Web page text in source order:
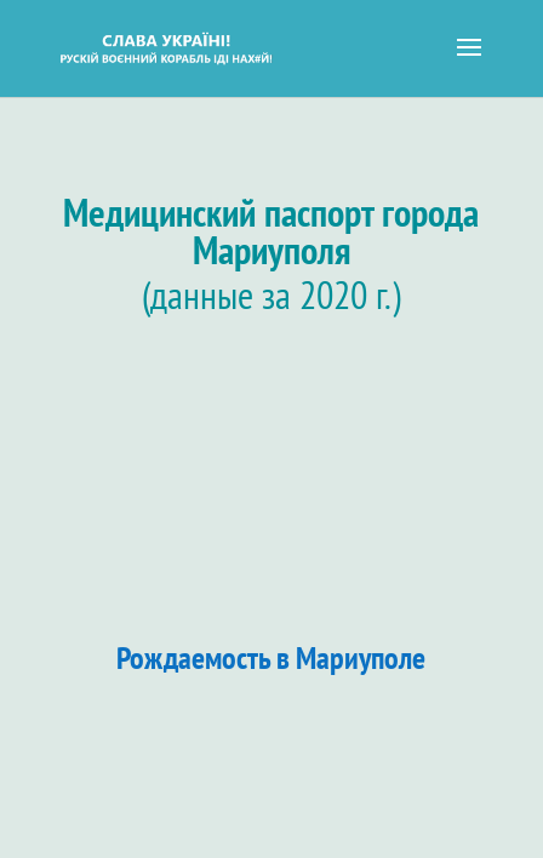
Медицинский паспорт города
Мариуполя
(данные за 2020 г.)
Рождаемость в Мариуполе